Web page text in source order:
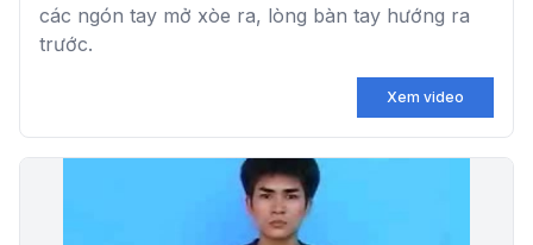
các ngón tay mở xòe ra, lòng bàn tay hướng ra
trước.
Xem video